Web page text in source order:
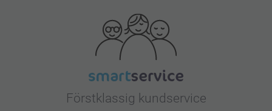
Förstklassig kundservice